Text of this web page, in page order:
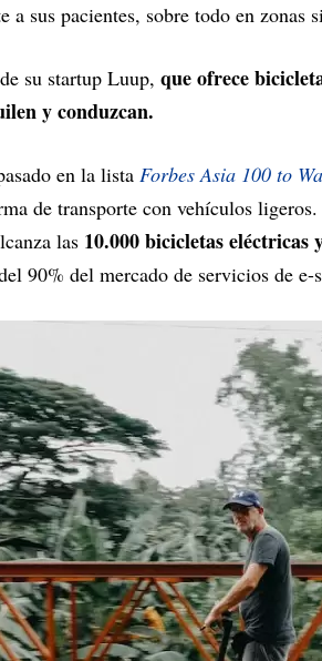
a sus pacientes, sobre todo en zonas
su startup Luup, que ofrece
y conduzcan.
en la lista Forbes Asia 100 to
de transporte con vehículos
las 10.000 bicicletas eléctricas
90% del mercado de servicios de